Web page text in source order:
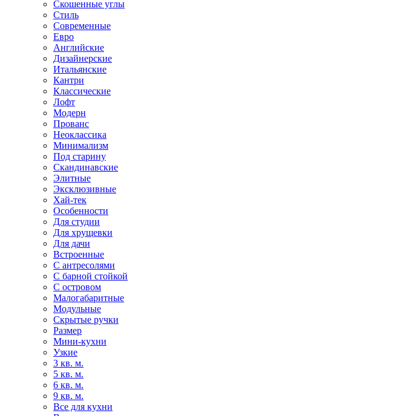
Скошенные углы
Стиль
Современные
Евро
Английские
Дизайнерские
Итальянские
Кантри
Классические
Лофт
Модерн
Прованс
Неоклассика
Минимализм
Под старину
Скандинавские
Элитные
Эксклюзивные
Хай-тек
Особенности
Для студии
Для хрущевки
Для дачи
Встроенные
С антресолями
С барной стойкой
С островом
Малогабаритные
Модульные
Скрытые ручки
Размер
Мини-кухни
Узкие
3 кв. м.
5 кв. м.
6 кв. м.
9 кв. м.
Все для кухни